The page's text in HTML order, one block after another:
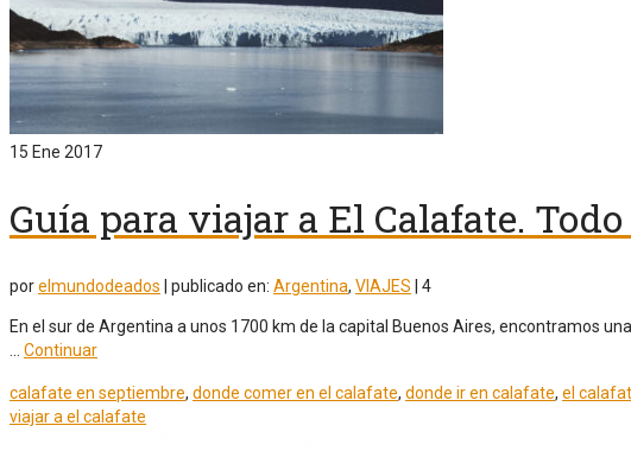
15 Ene 2017
Guía para viajar a El Calafate.
porelmundodeados publicado en: Argentina, VIAJES 4
En el sur de Argentina a unos 1700 km de la capital Buenos Aires, encontramos
Continuar
calafate en septiembre, donde comer en el calafate, donde ir en calafate, el
viajar a el calafate